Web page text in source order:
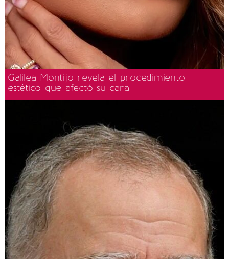
Galilea Montijo revela el procedimiento
estético que afectó su cara